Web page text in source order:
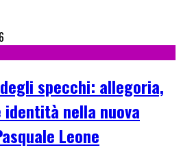
specchi: allegoria,
nella nuova
Leone